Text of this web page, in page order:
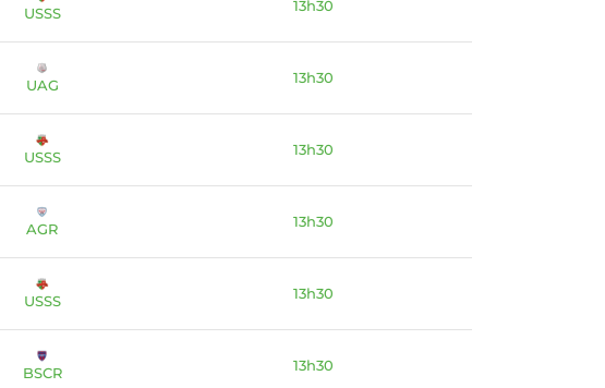
USSS 13h30
UAG 13h30
USSS 13h30
AGR 13h30
USSS 13h30
BSCR 13h30